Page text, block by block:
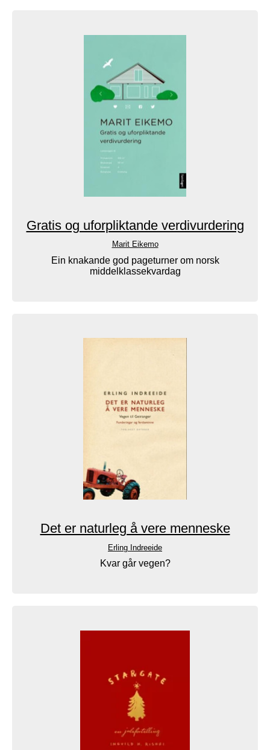
Gratis og uforpliktande verdivurdering
Marit Eikemo
Ein knakande god pageturner om norsk
middelklassekvardag
Det er naturleg å vere menneske
Erling Indreeide
Kvar går vegen?